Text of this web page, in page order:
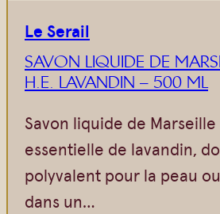
Le Serail
SAVON LIQUIDE DE
H.E. LAVANDIN – 500 ML
Savon liquide de Marseille
essentielle de lavandin,
polyvalent pour la peau
dans un…